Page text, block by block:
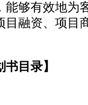
能够有效地为
目融资、项目
目录】